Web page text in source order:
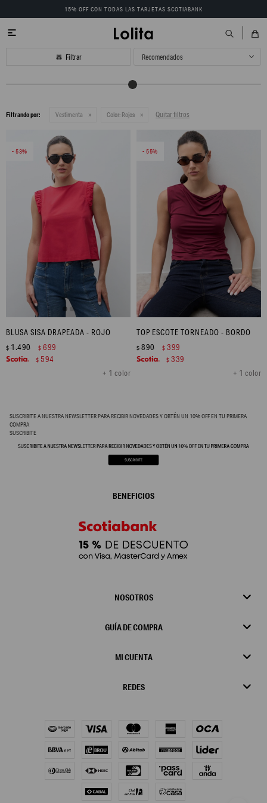
15% OFF CON TODAS LAS TARJETAS SCOTIABANK

Recomendados
Filtrando por: Vestimenta Color: Rojos Quitar filtros
53
BLUSA SISA DRAPEADA - ROJO
+ 1 color
$1.490 $ 699
$ 594
55
TOP ESCOTE TORNEADO - BORDO
+ 1 color
$890 $ 399
$ 339
SUSCRIBITE A NUESTRA NEWSLETTER PARA RECIBIR NOVEDADES Y OBTÉN UN 10% OFF EN TU PRIMERA
COMPRA
SUSCRIBITE
NOSOTROS
GUÍA DE COMPRA
MI CUENTA
REDES
BENEFICIOS